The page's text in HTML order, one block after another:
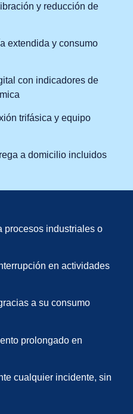
y reducción de
extendida y consumo
con indicadores de
trifásica y equipo
a domicilio incluidos
procesos industriales o
en actividades
a su consumo
prolongado en
cualquier incidente, sin